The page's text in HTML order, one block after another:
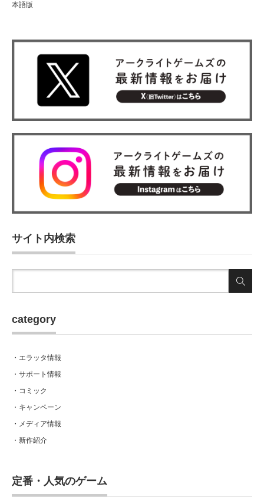
本語版
サイト内検索
category
・エラッタ情報
・サポート情報
・コミック
・キャンペーン
・メディア情報
・新作紹介
定番・人気のゲーム